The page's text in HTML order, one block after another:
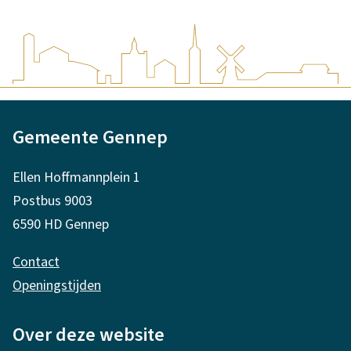
e
p
n
e
p
!
m
Gemeente Gennep
Ellen Hoffmannplein 1
Postbus 9003
6590 HD Gennep
Contact
Openingstijden
Over deze website